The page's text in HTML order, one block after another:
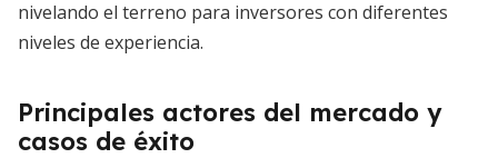
nivelando el terreno para inversores con diferentes
niveles de experiencia.
Principales actores del mercado y
casos de éxito